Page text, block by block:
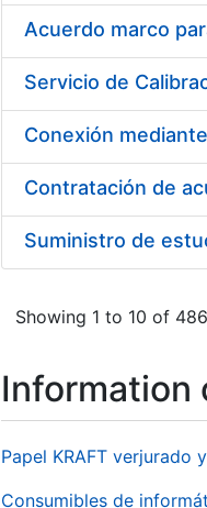
Show/Hide
Acuerdo marco
Suministro de
Showing 1 to 10 of
Information
Papel KRAFT verjurado
Consumibles de